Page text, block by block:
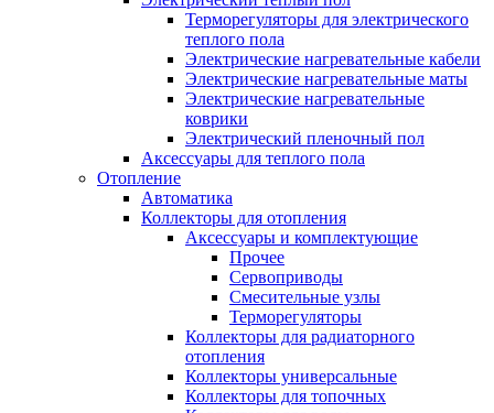
Терморегуляторы для электрического
теплого пола
Электрические нагревательные кабели
Электрические нагревательные маты
Электрические нагревательные
коврики
Электрический пленочный пол
Аксессуары для теплого пола
Отопление
Автоматика
Коллекторы для отопления
Аксессуары и комплектующие
Прочее
Сервоприводы
Смесительные узлы
Терморегуляторы
Коллекторы для радиаторного
отопления
Коллекторы универсальные
Коллекторы для топочных